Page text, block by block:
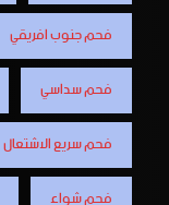
فحم جنوب افريقي
فحم سداسي
فحم سريع الاشتعال